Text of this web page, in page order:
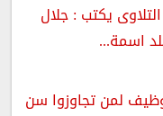
يكتب : جلال
اسمة...
لمن تجاوزوا سن